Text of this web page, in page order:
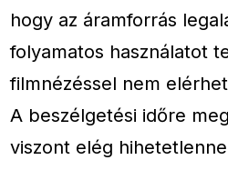
hogy az áramforrás
folyamatos használatot
filmnézéssel nem
A beszélgetési időre
viszont elég